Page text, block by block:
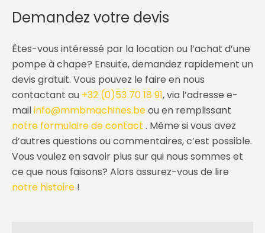
Demandez votre devis
Êtes-vous intéressé par la location ou l’achat d’une
pompe à chape? Ensuite, demandez rapidement un
devis gratuit. Vous pouvez le faire en nous
contactant au +32 (0)53 70 18 91, via l’adresse e-
mailinfo@mmbmachines.beou en remplissant
notre formulaire de contact . Même si vous avez
d’autres questions ou commentaires, c’est possible.
Vous voulez en savoir plus sur qui nous sommes et
ce que nous faisons? Alors assurez-vous de lire
notre histoire !